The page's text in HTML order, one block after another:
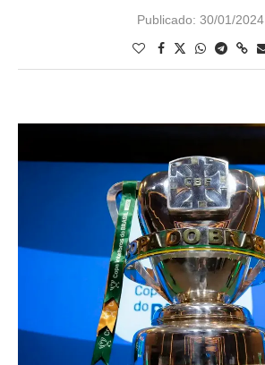
Publicado: 30/01/2024